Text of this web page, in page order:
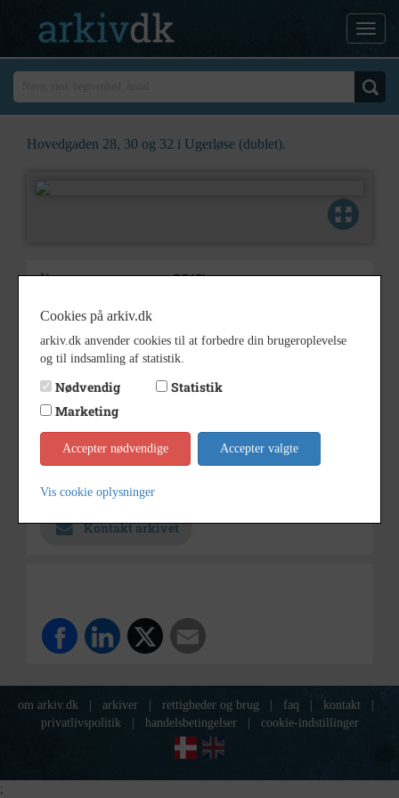
Hovedgaden 28, 30 og 32 i Ugerløse (dublet).
Nummer B5451
Type
Beskrivelse
Hovedgaden 28, 30 og 32 i
Ugerløse
Periode
Fotograf Ukendt
Arkiv
Holbæk-Arkiverne / Tølløse
Kontakt arkivet
om arkiv.dk arkiver rettigheder og brug faq kontakt
privatlivspolitik
handelsbetingelser cookie-indstillinger
Cookies på arkiv.dk
arkiv.dk anvender cookies til at forbedre din brugeroplevelse
og til indsamling af statistik.
Nødvendig
Statistik
Marketing
Accepter nødvendige Accepter valgte
Vis cookie oplysninger
;